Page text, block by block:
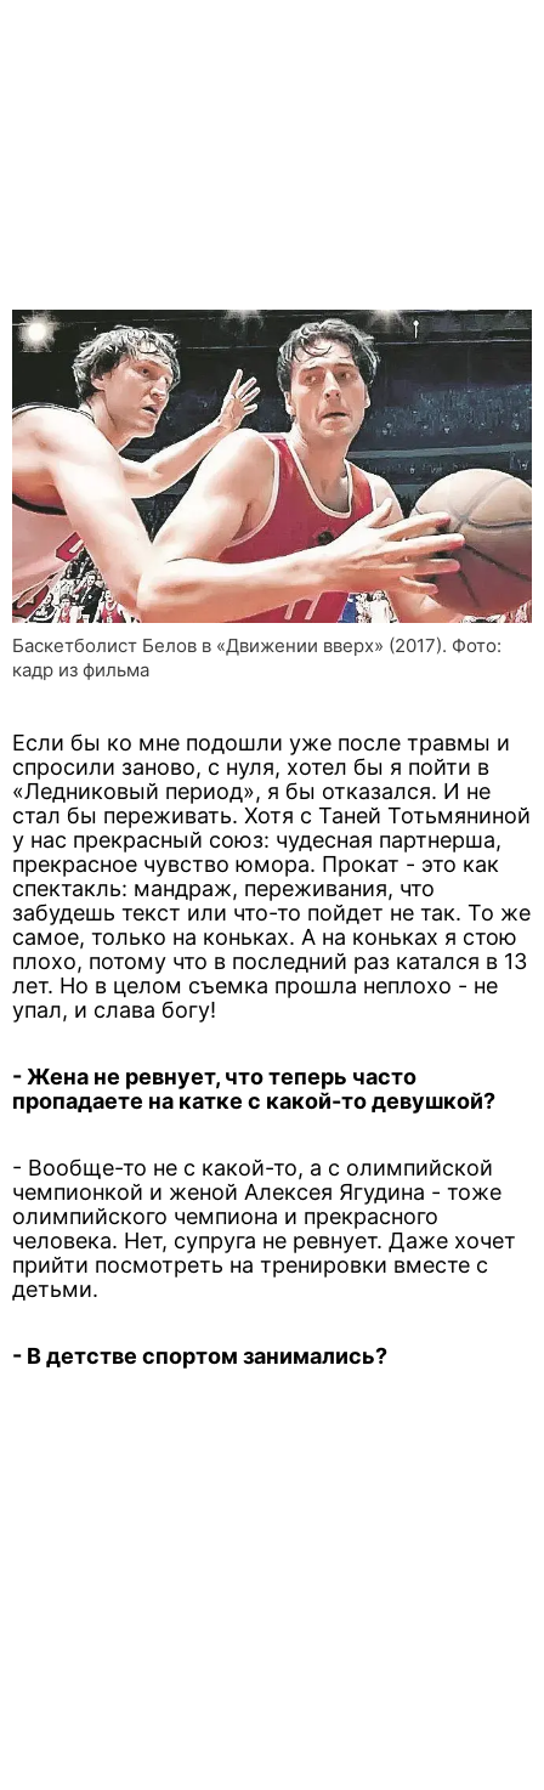
Баскетболист Белов в «Движении вверх» (2017). Фото:
кадр из фильма
Если бы ко мне подошли уже после травмы и
спросили заново, с нуля, хотел бы я пойти в
«Ледниковый период», я бы отказался. И не
стал бы переживать. Хотя с Таней Тотьмяниной
у нас прекрасный союз: чудесная партнерша,
прекрасное чувство юмора. Прокат - это как
спектакль: мандраж, переживания, что
забудешь текст или что-то пойдет не так. То же
самое, только на коньках. А на коньках я стою
плохо, потому что в последний раз катался в 13
лет. Но в целом съемка прошла неплохо - не
упал, и слава богу!
- Жена не ревнует, что теперь часто
пропадаете на катке с какой-то девушкой?
- Вообще-то не с какой-то, а с олимпийской
чемпионкой и женой Алексея Ягудина - тоже
олимпийского чемпиона и прекрасного
человека. Нет, супруга не ревнует. Даже хочет
прийти посмотреть на тренировки вместе с
детьми.
- В детстве спортом занимались?